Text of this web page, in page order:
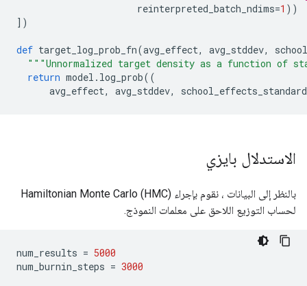
reinterpreted_batch_ndims=1 ))
])
def target_log_prob_fn(avg_effect, avg_stddev,
"""Unnormalized target density as a function of
return model . log_prob((
avg_effect, avg_stddev, school_effects_standard
الاستدلال بايزي
بالنظر إلى البيانات ، نقوم بإجراء Hamiltonian Monte Carlo (HMC)
لحساب التوزيع اللاحق على معلمات النموذج.
num_results = 5000
num_burnin_steps = 3000